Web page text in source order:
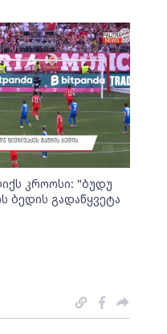
კროოსი: "ბუდუ
ბედის გადაწყვეტა